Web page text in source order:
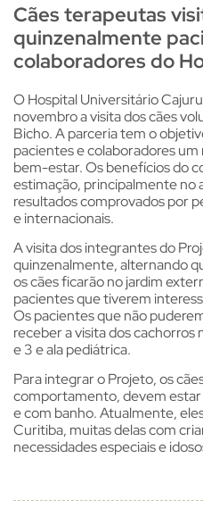
Cães terapeutas
quinzenalmente
colaboradores do
O Hospital Universitário
novembro a visita dos cães
Bicho. A parceria tem o
pacientes e colaboradores
bem-estar. Os benefícios do
estimação, principalmente no
resultados comprovados por
e internacionais.
A visita dos integrantes do
quinzenalmente, alternando
os cães ficarão no jardim
pacientes que tiverem
Os pacientes que não
receber a visita dos cachorros
e 3 e ala pediátrica.
Para integrar o Projeto, os
comportamento, devem estar
e com banho. Atualmente,
Curitiba, muitas delas com
necessidades especiais e